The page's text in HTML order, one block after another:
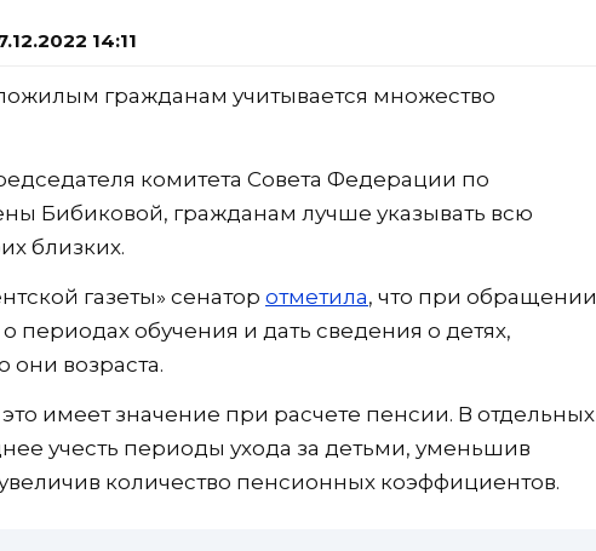
14:11
гражданам учитывается множество
комитета Совета Федерации по
Бибиковой, гражданам лучше указывать всю
близких.
газеты» сенатор отметила, что при обращении
периодах обучения и дать сведения о детях,
они возраста.
имеет значение при расчете пенсии. В отдельных
учесть периоды ухода за детьми, уменьшив
количество пенсионных коэффициентов.